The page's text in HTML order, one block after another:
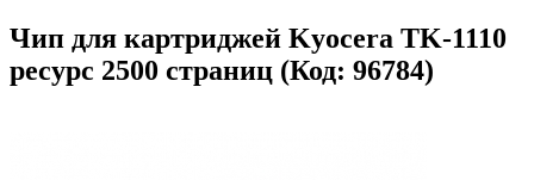
Чип для картриджей Kyocera TK-1110
ресурс 2500 страниц (Код: 96784)